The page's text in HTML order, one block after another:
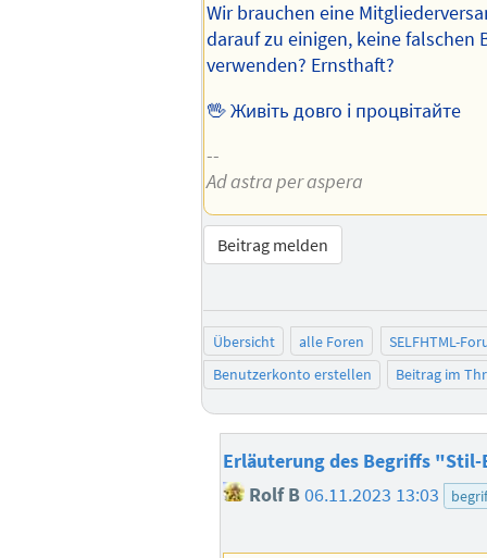
Wir brauchen eine
darauf zu einigen, keine falschen
verwenden? Ernsthaft?
🖖 Живіть довго і процвітайте
--
Ad astra per aspera
Beitrag melden
Übersicht alle Foren
SELFHTML-
Benutzerkonto erstellen
Beitrag im
Erläuterung des Begriffs
Rolf B06.11.2023 13:03